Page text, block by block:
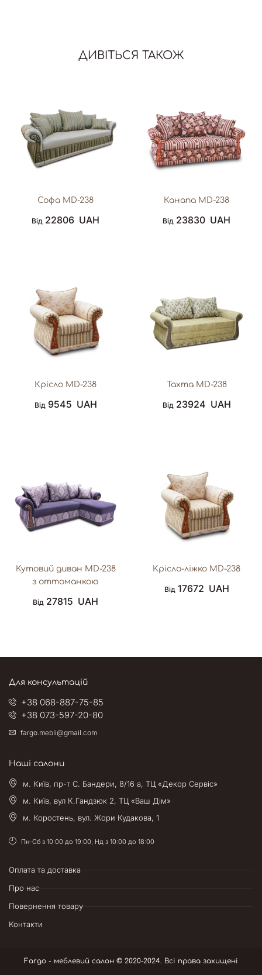
ДИВІТЬСЯ ТАКОЖ
Софа MD-238
Від 22806 UAH
Канапа MD-238
Від 23830 UAH
Крісло MD-238
Від 9545 UAH
Тахта MD-238
Від 23924 UAH
Кутовий диван MD-238
з оттоманкою
Від 27815 UAH
Крісло-ліжко MD-238
Від 17672 UAH
Для консультацій
+38 068-887-75-85
+38 073-597-20-80
fargo.mebli@gmail.com
Наші салони
м. Київ, пр-т С. Бандери, 8/16 а, ТЦ «Декор Сервіс»
м. Київ, вул К.Гандзюк 2, ТЦ «Ваш Дім»
м. Коростень, вул. Жори Кудакова, 1
Пн-Сб з 10:00 до 19:00, Нд з 10:00 до 18:00
Оплата та доставка
Про нас
Повернення товару
Контакти
Fargo - меблевий салон © 2020-2024. Всі права захищені